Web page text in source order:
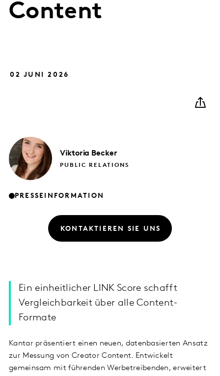
Content
02 JUNI 2026
Viktoria Becker
PUBLIC RELATIONS
PRESSEINFORMATION
KONTAKTIEREN SIE UNS
Ein einheitlicher LINK Score schafft
Vergleichbarkeit über alle Content-
Formate
Kantar präsentiert einen neuen, datenbasierten Ansatz
zur Messung von Creator Content. Entwickelt
gemeinsam mit führenden Werbetreibenden, erweitert